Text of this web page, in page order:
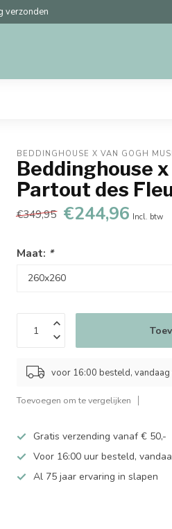
verzonden
BEDDINGHOUSE X VAN GOGH
Beddinghouse
Partout des
€349,95 €244,96 Incl. btw
Maat: *
voor 16:00 besteld, vandaag
Toevoegen om te vergelijken
Gratis verzending vanaf € 50,-
Voor 16:00 uur besteld,
Al 75 jaar ervaring in slapen